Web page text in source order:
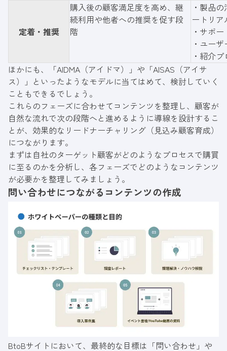
定着・推奨
購入後の顧客満足度を高め、継
続利用や他者への推奨を促す段
階
・製品
ートリア
・サポ
・ユー
・紹介
ほかにも、「AIDMA（アイドマ）」や「AISAS（アイサ
ス）」といったようなモデルに当てはめて、検討していく
こともできるでしょう。
これらのフェーズに合わせてコンテンツを整理し、顧客が
自然な流れで次の段階へと進めるように導線を設計するこ
とが、効果的なリードナーチャリング（見込み顧客育成）
につながります。
まずは自社のターゲット顧客がどのようなプロセスで購買
に至るのかを分析し、各フェーズでどのようなコンテンツ
が必要かを整理してみましょう。
問い合わせにつながるコンテンツの作成
BtoBサイトにおいて、最終的な目標は「問い合わせ」や